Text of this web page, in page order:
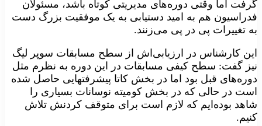
گرفت اما وقتی دوره‌های مدیریتی کوتاه باشد، مسئولان
فدراسیون هم به امید دستیابی به یک موفقیت بزرگ دست
به تغییرات پی در پی می‌زنند.
این کارشناس در ارزیابی‌اش از سطح مسابقات سوپر لیگ
نیز گفت: سطح کیفی مسابقات در این دوره به نظرم مثل
دوره‌های قبل بود اما در بخش کاتا پیشرفتهایی حاصل شده
است در حالی که در بخش کومیته نوسانات بسیاری را
شاهد بوده‌ایم که لازم است برای متوقف کردنش تلاش
کنیم.